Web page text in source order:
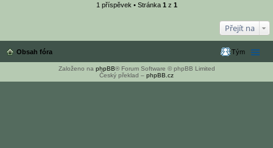
1 příspěvek • Stránka 1 z 1
Přejít na
Obsah fóra Tým
Založeno na phpBB® Forum Software © phpBB Limited
Český překlad – phpBB.cz